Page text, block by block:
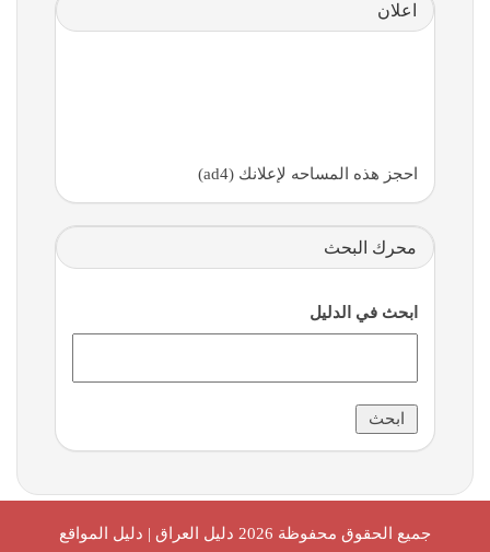
اعلان
احجز هذه المساحه لإعلانك (ad4)
محرك البحث
ابحث في الدليل
جميع الحقوق محفوظة 2026 دليل العراق | دليل المواقع